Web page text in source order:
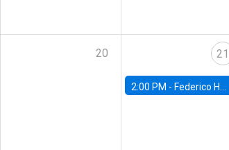
20 21
2:00 PM - Federico Huneeus - Banco Central de Chile